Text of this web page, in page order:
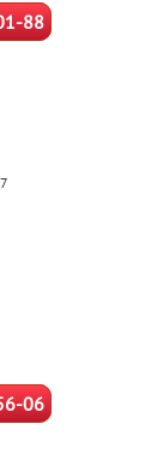
88
06